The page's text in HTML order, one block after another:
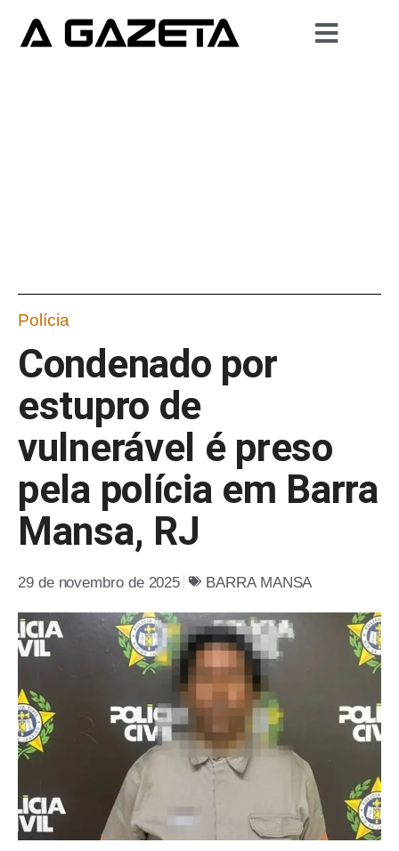
Polícia
Condenado por
estupro de
vulnerável é preso
pela polícia em Barra
Mansa, RJ
29 de novembro de 2025 BARRA MANSA